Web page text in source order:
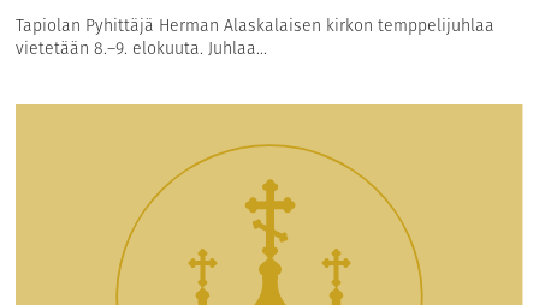
Tapiolan Pyhittäjä Herman Alaskalaisen kirkon temppelijuhlaa
vietetään 8.–9. elokuuta. Juhlaa...